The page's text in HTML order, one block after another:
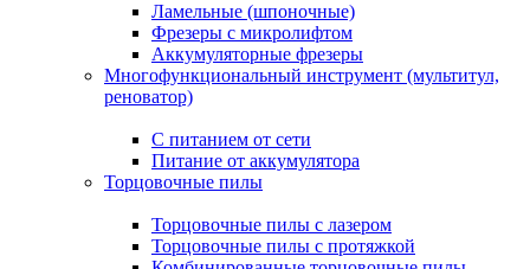
Ламельные (шпоночные)
Фрезеры с микролифтом
Аккумуляторные фрезеры
Многофункциональный инструмент (мультитул,
реноватор)
С питанием от сети
Питание от аккумулятора
Торцовочные пилы
Торцовочные пилы с лазером
Торцовочные пилы с протяжкой